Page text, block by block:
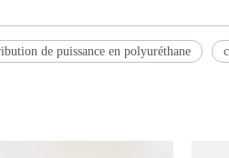
de puissance en polyuréthane